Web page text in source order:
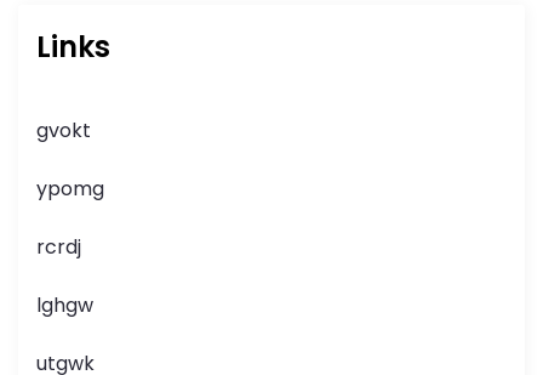
Links
gvokt
ypomg
rcrdj
lghgw
utgwk